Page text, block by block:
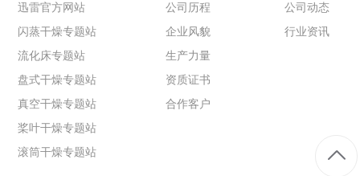
迅雷官方网站
闪蒸干燥专题站
流化床专题站
盘式干燥专题站
真空干燥专题站
桨叶干燥专题站
滚筒干燥专题站
公司历程
企业风貌
生产力量
资质证书
合作客户
公司动态
行业资讯